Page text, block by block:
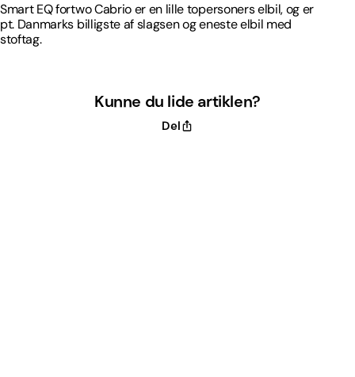
Smart EQ fortwo Cabrio er en lille topersoners elbil, og er
pt. Danmarks billigste af slagsen og eneste elbil med
stoftag.
Kunne du lide artiklen?
Del